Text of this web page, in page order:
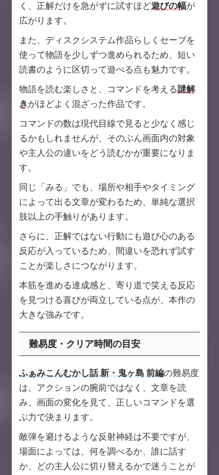
く、正解だけを急がずに試すほど遊びの幅が
広がります。
また、ディスクシステム作品らしくセーブを
使って物語を少しずつ進められるため、短い
読書のように区切って遊べる点も魅力です。
物語を読む楽しさと、コマンドを考える謎解
きがほどよく混ざった作品です。
コマンドの数は現代目線で見ると少なく感じ
るかもしれませんが、そのぶん画面内の対象
や主人公の違いをどう読むかが重要になりま
す。
同じ「みる」でも、場所や相手やタイミング
によって出る文章が変わるため、単純な選択
肢以上の手触りがあります。
さらに、正解ではない行動にも遊び心のある
反応が入っているため、間違いを恐れず試す
ことが楽しさにつながります。
本筋を進める達成感と、寄り道で笑える反応
を見つける喜びが両立している点が、本作の
大きな強みです。
難易度・クリア時間の目安
ふぁみこんむかし話 新・鬼ヶ島 前編の難易度
は、アクションの腕前ではなく、文章を読
み、画面の変化を見て、正しいコマンドを選
ぶ力で決まります。
敵弾を避けるような反射神経は不要ですが、
場面によっては、何を調べるか、誰に話す
か、どの主人公に切り替えるかで迷うことが